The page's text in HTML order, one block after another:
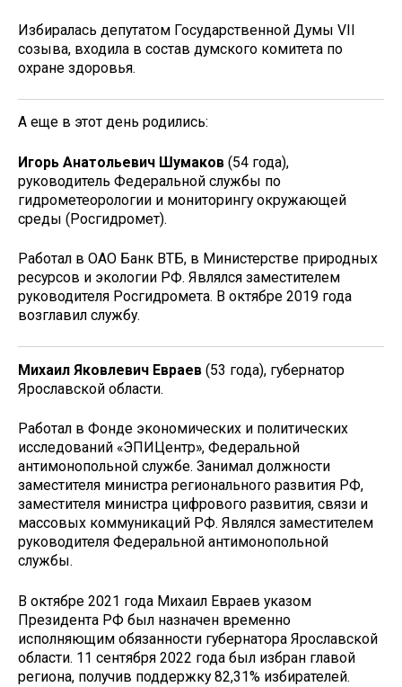
Избиралась депутатом Государственной Думы VII
созыва, входила в состав думского комитета по
охране здоровья.
А еще в этот день родились:
Игорь Анатольевич Шумаков (54 года),
руководитель Федеральной службы по
гидрометеорологии и мониторингу окружающей
среды (Росгидромет).
Работал в ОАО Банк ВТБ, в Министерстве природных
ресурсов и экологии РФ. Являлся заместителем
руководителя Росгидромета. В октябре 2019 года
возглавил службу.
Михаил Яковлевич Евраев (53 года), губернатор
Ярославской области.
Работал в Фонде экономических и политических
исследований «ЭПИЦентр», Федеральной
антимонопольной службе. Занимал должности
заместителя министра регионального развития РФ,
заместителя министра цифрового развития, связи и
массовых коммуникаций РФ. Являлся заместителем
руководителя Федеральной антимонопольной
службы.
В октябре 2021 года Михаил Евраев указом
Президента РФ был назначен временно
исполняющим обязанности губернатора Ярославской
области. 11 сентября 2022 года был избран главой
региона, получив поддержку 82,31% избирателей.